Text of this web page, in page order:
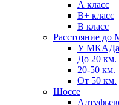
А класс
B+ класс
В класс
Расстояние
У МКАДа
До 20 км.
20-50 км.
От 50 км.
Шоссе